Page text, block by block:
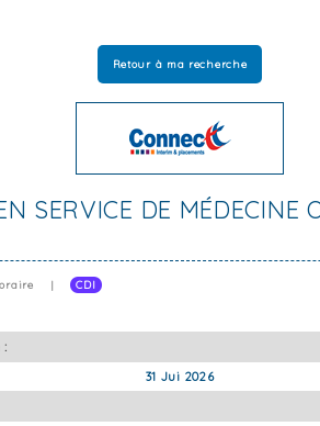
Retour à ma recherche
SERVICE DE MÉDECINE
| CDI
:
31 Jui 2026